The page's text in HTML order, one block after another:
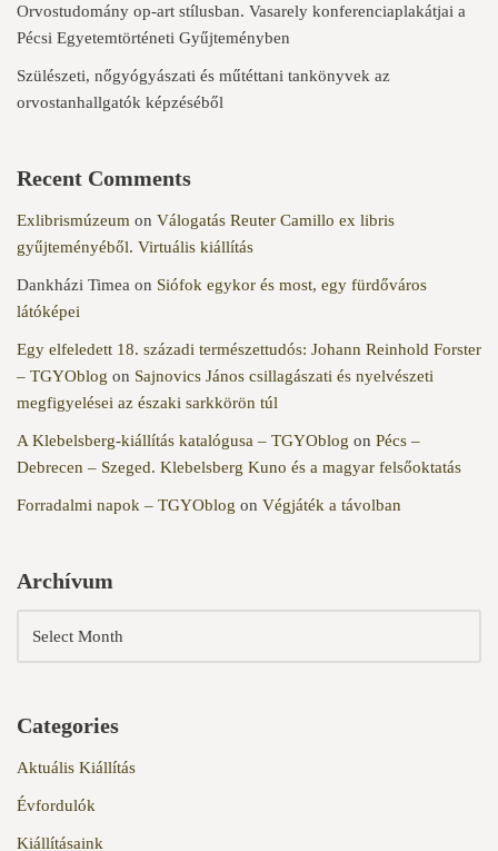
Orvostudomány op-art stílusban. Vasarely konferenciaplakátjai a
Pécsi Egyetemtörténeti Gyűjteményben
Szülészeti, nőgyógyászati és műtéttani tankönyvek az
orvostanhallgatók képzéséből
Recent Comments
Exlibrismúzeum on Válogatás Reuter Camillo ex libris
gyűjteményéből. Virtuális kiállítás
Dankházi Timea on Siófok egykor és most, egy fürdőváros
látóképei
Egy elfeledett 18. századi természettudós: Johann Reinhold Forster
– TGYOblog on Sajnovics János csillagászati és nyelvészeti
megfigyelései az északi sarkkörön túl
A Klebelsberg-kiállítás katalógusa – TGYOblog on Pécs –
Debrecen – Szeged. Klebelsberg Kuno és a magyar felsőoktatás
Forradalmi napok – TGYOblog on Végjáték a távolban
Archívum
Categories
Aktuális Kiállítás
Évfordulók
Kiállításaink